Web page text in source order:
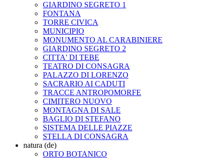
GIARDINO SEGRETO 1
FONTANA
TORRE CIVICA
MUNICIPIO
MONUMENTO AL CARABINIERE
GIARDINO SEGRETO 2
CITTA' DI TEBE
TEATRO DI CONSAGRA
PALAZZO DI LORENZO
SACRARIO AI CADUTI
TRACCE ANTROPOMORFE
CIMITERO NUOVO
MONTAGNA DI SALE
BAGLIO DI STEFANO
SISTEMA DELLE PIAZZE
STELLA DI CONSAGRA
natura (de)
ORTO BOTANICO